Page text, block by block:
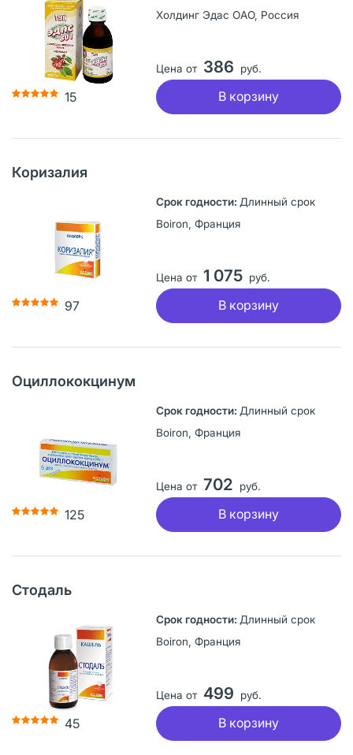
15
Холдинг Эдас ОАО, Россия
Цена от 386 руб.
В корзину
Коризалия
97
Длинный срок
Boiron, Франция
Цена от 1 075 руб.
В корзину
Оциллококцинум
125
Длинный срок
Boiron, Франция
Цена от 702 руб.
В корзину
Стодаль
45
Длинный срок
Boiron, Франция
Цена от 499 руб.
В корзину